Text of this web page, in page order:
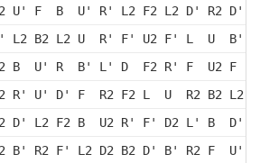
U' F  B  U' R' L2 F2 L2 D' R2 D'
L2 B2 L2 U  R' F' U2 F' L  U  B'
B  U' R  B' L' D  F2 R' F  U2 F  B'
R' U' D' F  R2 F2 L  U  R2 B2 L2
D' L2 F2 B  U2 R' F' D2 L' B  D'
B' R2 F' L2 D2 B2 D' B' R2 F  U'